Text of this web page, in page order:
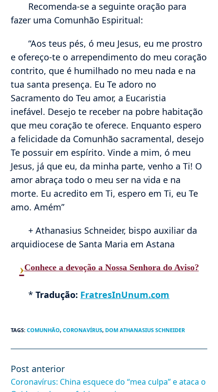
Recomenda-se a seguinte oração para
fazer uma Comunhão Espiritual:
“Aos teus pés, ó meu Jesus, eu me prostro
e ofereço-te o arrependimento do meu coração
contrito, que é humilhado no meu nada e na
tua santa presença. Eu Te adoro no
Sacramento do Teu amor, a Eucaristia
inefável. Desejo te receber na pobre habitação
que meu coração te oferece. Enquanto espero
a felicidade da Comunhão sacramental, desejo
Te possuir em espírito. Vinde a mim, ó meu
Jesus, já que eu, da minha parte, venho a Ti! O
amor abraça todo o meu ser na vida e na
morte. Eu acredito em Ti, espero em Ti, eu Te
amo. Amém”
+ Athanasius Schneider, bispo auxiliar da
arquidiocese de Santa Maria em Astana
›Conhece a devoção a Nossa Senhora do Aviso?
*Tradução: FratresInUnum.com
TAGS:COMUNHÃO, CORONAVÍRUS, DOM ATHANASIUS SCHNEIDER
Leia
mais
artigos
Post anterior
Coronavírus: China esquece do “mea culpa” e ataca o